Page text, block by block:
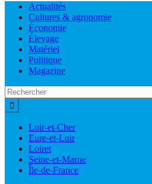
Actualités
Cultures & agronomie
Économie
Élevage
Matériel
Politique
Magazine
Loir-et-Cher
Eure-et-Loir
Loiret
Seine-et-Marne
Île-de-France